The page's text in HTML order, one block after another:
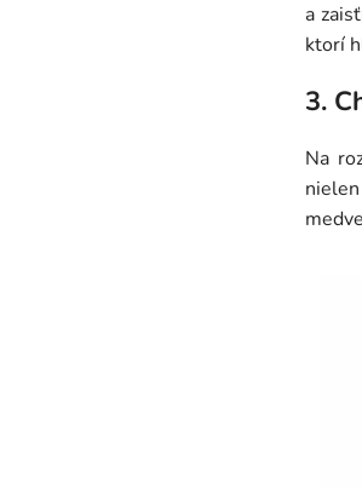
a
ktorí
3.
Na